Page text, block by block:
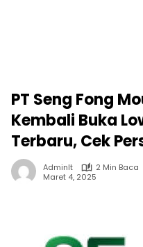
PT Seng Fong
Kembali Buka
Terbaru, Cek
Adminlt
2 Min Baca
Maret 4, 2025